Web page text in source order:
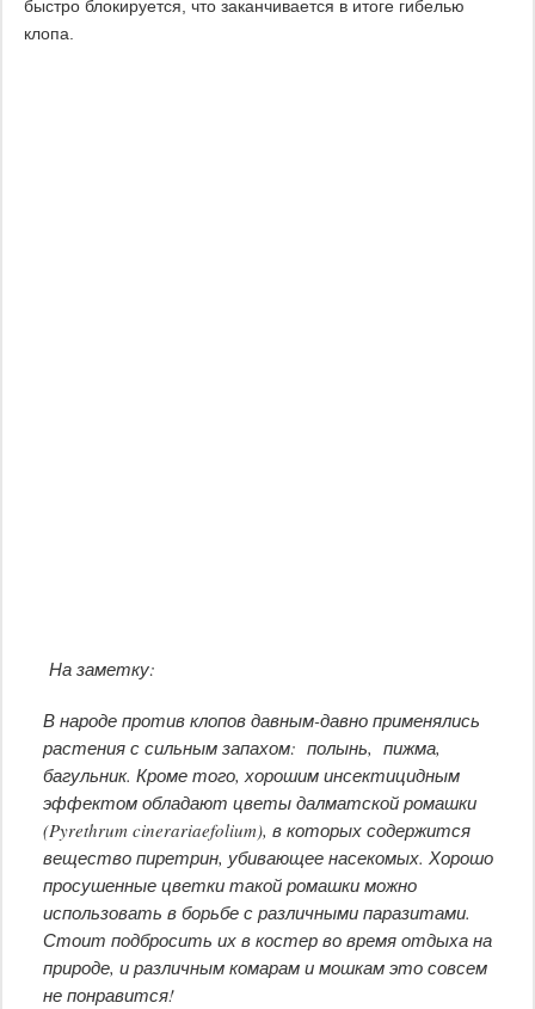
быстро блокируется, что заканчивается в итоге гибелью
клопа.
На заметку:
В народе против клопов давным-давно применялись
растения с сильным запахом: полынь, пижма,
багульник. Кроме того, хорошим инсектицидным
эффектом обладают цветы далматской ромашки
(Pyrethrum cinerariaefolium), в которых содержится
вещество пиретрин, убивающее насекомых. Хорошо
просушенные цветки такой ромашки можно
использовать в борьбе с различными паразитами.
Стоит подбросить их в костер во время отдыха на
природе, и различным комарам и мошкам это совсем
не понравится!